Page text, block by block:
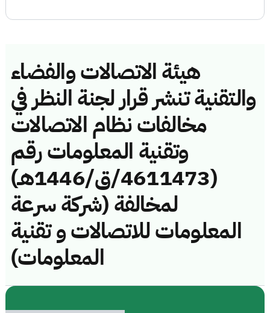
هيئة الاتصالات والفضاء
والتقنية تنشر قرار لجنة النظر في
مخالفات نظام الاتصالات
وتقنية المعلومات رقم
(4611473/ق/1446هـ)
لمخالفة (شركة سرعة
المعلومات للاتصالات و تقنية
المعلومات)